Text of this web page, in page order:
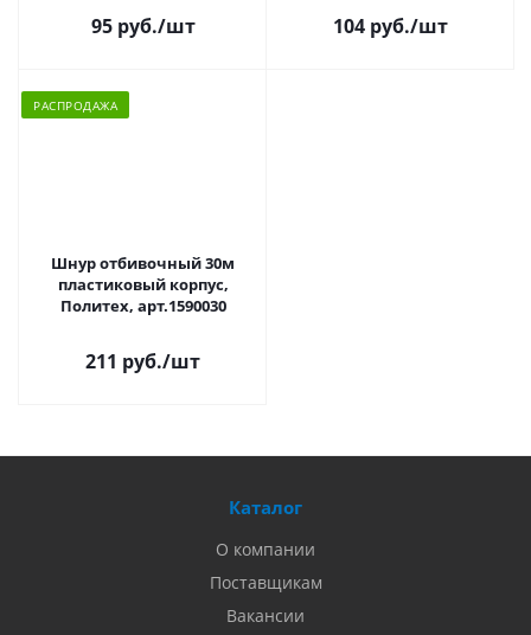
95 руб./шт 104 руб./шт
РАСПРОДАЖА
Шнур отбивочный 30м
пластиковый корпус,
Политех, арт.1590030
211 руб./шт
Каталог
О компании
Поставщикам
Вакансии